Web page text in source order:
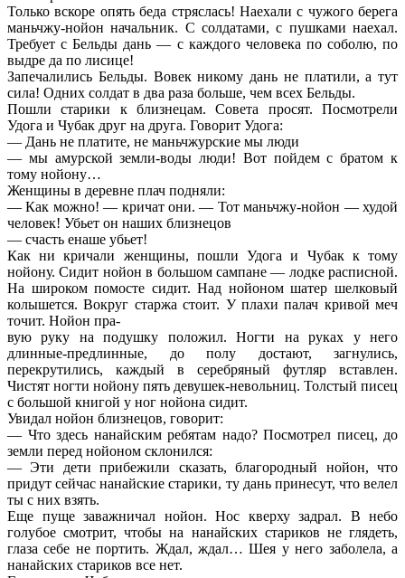
Только вскоре опять беда стряслась! Наехали с чужого берега
маньчжу-нойон начальник. С солдатами, с пушками наехал.
Требует с Бельды дань — с каждого человека по соболю, по
выдре да по лисице!
Запечалились Бельды. Вовек никому дань не платили, а тут
сила! Одних солдат в два раза больше, чем всех Бельды.
Пошли старики к близнецам. Совета просят. Посмотрели
Удога и Чубак друг на друга. Говорит Удога:
— Дань не платите, не маньчжурские мы люди
— мы амурской земли-воды люди! Вот пойдем с братом к
тому нойону…
Женщины в деревне плач подняли:
— Как можно! — кричат они. — Тот маньчжу-нойон — худой
человек! Убьет он наших близнецов
— счасть енаше убьет!
Как ни кричали женщины, пошли Удога и Чубак к тому
нойону. Сидит нойон в большом сампане — лодке расписной.
На широком помосте сидит. Над нойоном шатер шелковый
колышется. Вокруг старжа стоит. У плахи палач кривой меч
точит. Нойон пра-
вую руку на подушку положил. Ногти на руках у него
длинные-предлинные, до полу достают, загнулись,
перекрутились, каждый в серебряный футляр вставлен.
Чистят ногти нойону пять девушек-невольниц. Толстый писец
с большой книгой у ног нойона сидит.
Увидал нойон близнецов, говорит:
— Что здесь нанайским ребятам надо? Посмотрел писец, до
земли перед нойоном склонился:
— Эти дети прибежили сказать, благородный нойон, что
придут сейчас нанайские старики, ту дань принесут, что велел
ты с них взять.
Еще пуще заважничал нойон. Нос кверху задрал. В небо
голубое смотрит, чтобы на нанайских стариков не глядеть,
глаза себе не портить. Ждал, ждал… Шея у него заболела, а
нанайских стариков все нет.